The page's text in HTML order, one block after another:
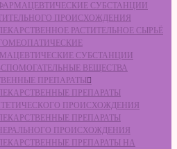
ФАРМАЦЕВТИЧЕСКИЕ СУБСТАНЦИИ
ПРОИСХОЖДЕНИЯ
РАСТИТЕЛЬНОЕ СЫРЬЁ
ГОМЕОПАТИЧЕСКИЕ
СУБСТАНЦИИ
ВЕЩЕСТВА
ПРЕПАРАТЫ
ПРЕПАРАТЫ
ПРОИСХОЖДЕНИЯ
ПРЕПАРАТЫ
ПРОИСХОЖДЕНИЯ
ЛЕКАРСТВЕННЫЕ ПРЕПАРАТЫ НА